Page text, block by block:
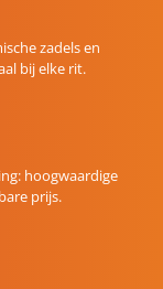
zadels en
bij elke rit.
hoogwaardige
prijs.